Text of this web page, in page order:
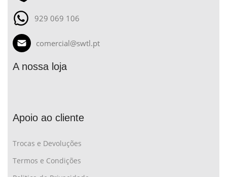
929 069 106
comercial@swtl.pt
A nossa loja
Apoio ao cliente
Trocas e Devoluções
Termos e Condições